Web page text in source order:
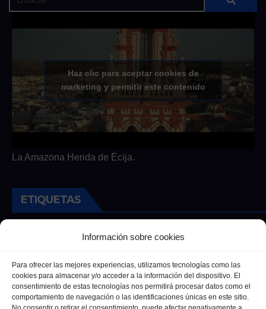
Información sobre cookies
Para ofrecer las mejores experiencias, utilizamos tecnologías como las
cookies para almacenar y/o acceder a la información del dispositivo. El
consentimiento de estas tecnologías nos permitirá procesar datos como el
comportamiento de navegación o las identificaciones únicas en este sitio.
Haz clic para aceptar cookies de
marketing y permitir este contenido
La Amazona Herida de Écija.
ETIQUETAS
Andalucía Cultura Deportes